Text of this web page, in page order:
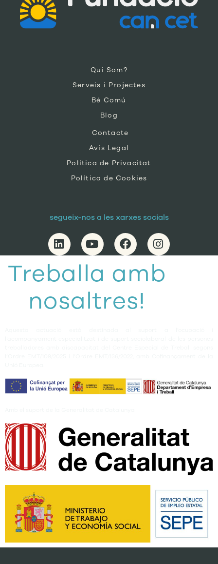
Qui Som?
Serveis i Projectes
Bé Comú
Blog
Contacte
Avís Legal
Política de Privacitat
Política de Cookies
segueix-nos a les xarxes socials
Treballa amb
nosaltres!